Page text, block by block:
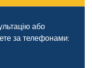
або
за телефонами: